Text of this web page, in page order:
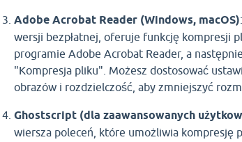
Adobe Acrobat Reader (Windows, macOS)
wersji bezpłatnej, oferuje funkcję kompresji
programie Adobe Acrobat Reader, a
"Kompresja pliku". Możesz dostosować
obrazów i rozdzielczość, aby zmniejszyć
Ghostscript (dla zaawansowanych
wiersza poleceń, które umożliwia kompresję